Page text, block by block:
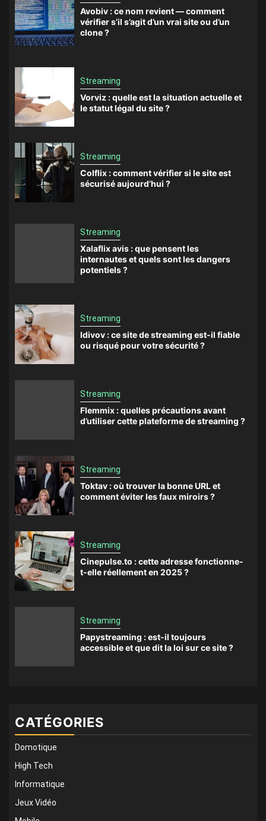
Avobiv : ce nom revient — comment
vérifier s’il s’agit d’un vrai site ou d’un
clone ?
Streaming
Vorviz : quelle est la situation actuelle et
le statut légal du site ?
Streaming
Colflix : comment vérifier si le site est
sécurisé aujourd’hui ?
Streaming
Xalaflix avis : que pensent les
internautes et quels sont les dangers
potentiels ?
Streaming
Idivov : ce site de streaming est-il fiable
ou risqué pour votre sécurité ?
Streaming
Flemmix : quelles précautions avant
d’utiliser cette plateforme de streaming ?
Streaming
Toktav : où trouver la bonne URL et
comment éviter les faux miroirs ?
Streaming
Cinepulse.to : cette adresse fonctionne-
t-elle réellement en 2025 ?
Streaming
Papystreaming : est-il toujours
accessible et que dit la loi sur ce site ?
CATÉGORIES
Domotique
High Tech
Informatique
Jeux Vidéo